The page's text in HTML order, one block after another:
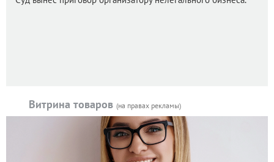
Витрина товаров (на правах рекламы)